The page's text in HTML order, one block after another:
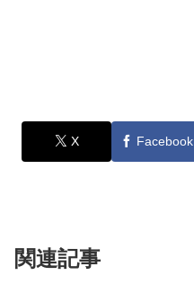
X Facebook
関連記事